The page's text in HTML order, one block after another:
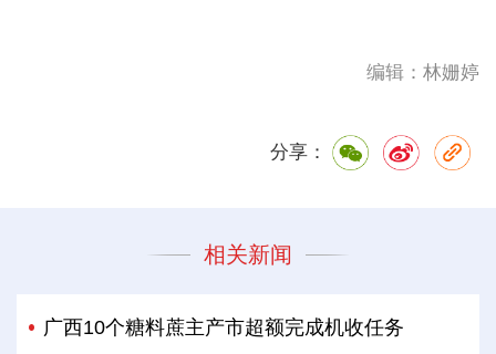
编辑：林姗婷
分享：
相关新闻
广西10个糖料蔗主产市超额完成机收任务